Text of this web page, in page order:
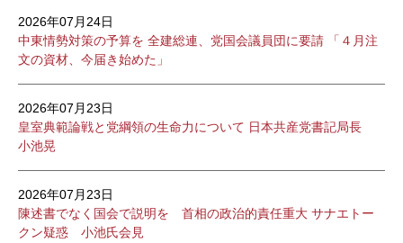
2026年07月24日
中東情勢対策の予算を 全建総連、党国会議員団に要請 「４月注
文の資材、今届き始めた」
2026年07月23日
皇室典範論戦と党綱領の生命力について 日本共産党書記局長
小池晃
2026年07月23日
陳述書でなく国会で説明を 首相の政治的責任重大 サナエトー
クン疑惑 小池氏会見